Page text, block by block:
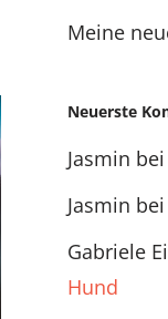
Meine
Neuerste
Jasmin bei
Jasmin bei
Gabriele
Hund